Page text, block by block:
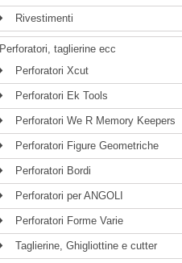
Rivestimenti
Perforatori, taglierine ecc
Perforatori Xcut
Perforatori Ek Tools
Perforatori We R Memory Keepers
Perforatori Figure Geometriche
Perforatori Bordi
Perforatori per ANGOLI
Perforatori Forme Varie
Taglierine, Ghigliottine e cutter